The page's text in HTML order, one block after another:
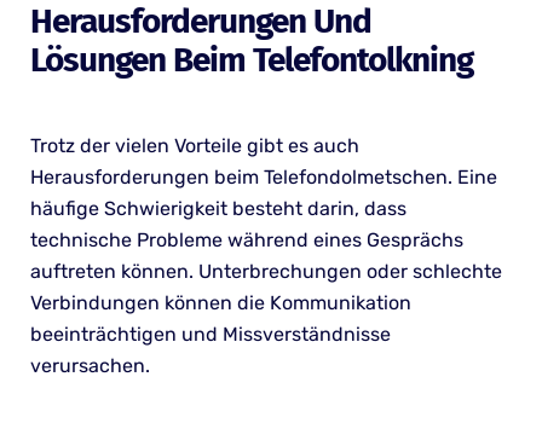
Herausforderungen Und
Lösungen Beim Telefontolkning
Trotz der vielen Vorteile gibt es auch
Herausforderungen beim Telefondolmetschen. Eine
häufige Schwierigkeit besteht darin, dass
technische Probleme während eines Gesprächs
auftreten können. Unterbrechungen oder schlechte
Verbindungen können die Kommunikation
beeinträchtigen und Missverständnisse
verursachen.